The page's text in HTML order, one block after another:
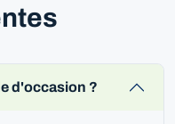
d'occasion ?